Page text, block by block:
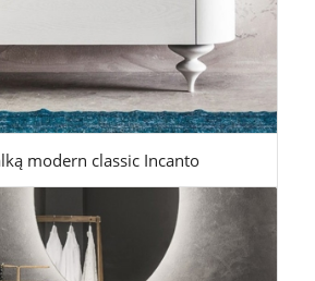
modern classic Incanto